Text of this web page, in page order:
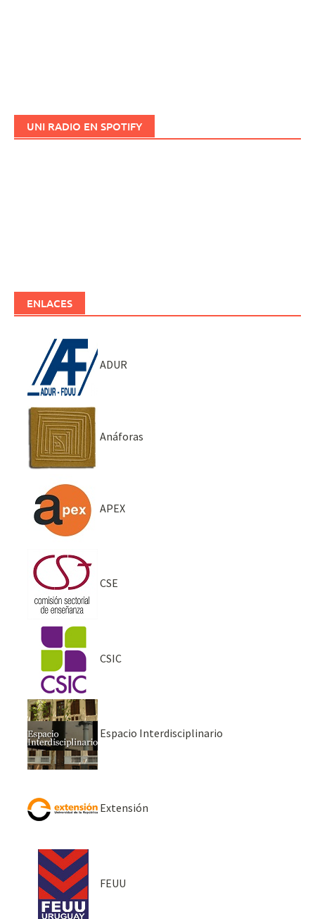
UNI RADIO EN SPOTIFY
ENLACES
ADUR
Anáforas
APEX
CSE
CSIC
Espacio Interdisciplinario
Extensión
FEUU